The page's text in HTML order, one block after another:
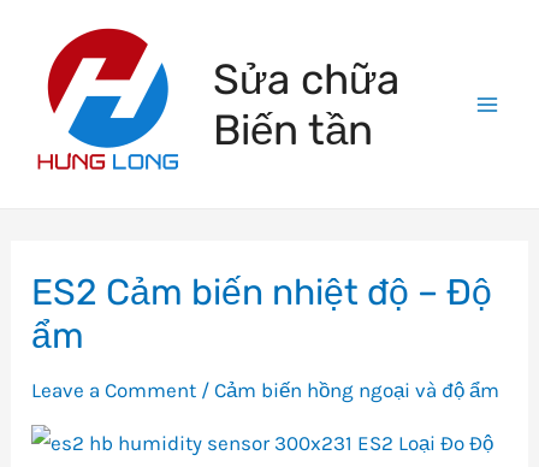
content
Sửa chữa
Biến tần
ES2 Cảm biến nhiệt độ – Độ
ẩm
Leave a Comment /Cảm biến hồng ngoại và độ ẩm